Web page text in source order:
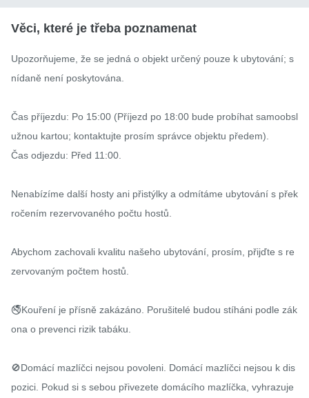
Věci, které je třeba poznamenat
Upozorňujeme, že se jedná o objekt určený pouze k ubytování; s
nídaně není poskytována.
Čas příjezdu: Po 15:00 (Příjezd po 18:00 bude probíhat samoobsl
užnou kartou; kontaktujte prosím správce objektu předem).
Čas odjezdu: Před 11:00.
Nenabízíme další hosty ani přistýlky a odmítáme ubytování s přek
ročením rezervovaného počtu hostů.
Abychom zachovali kvalitu našeho ubytování, prosím, přijďte s re
zervovaným počtem hostů.
🚭Kouření je přísně zakázáno. Porušitelé budou stíháni podle zák
ona o prevenci rizik tabáku.
🚫Domácí mazlíčci nejsou povoleni. Domácí mazlíčci nejsou k dis
pozici. Pokud si s sebou přivezete domácího mazlíčka, vyhrazuje